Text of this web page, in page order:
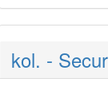
kol. -